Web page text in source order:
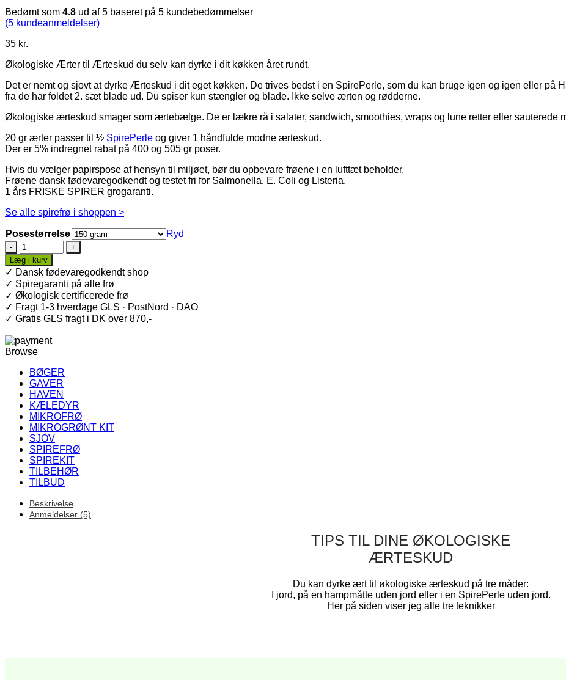
Bedømt som 4.8 ud af 5 baseret på 5 kundebedømmelser
(5 kundeanmeldelser)
35 kr.
Økologiske Ærter til Ærteskud du selv kan dyrke i dit køkken året rundt.
Det er nemt og sjovt at dyrke Ærteskud i dit eget køkken. De trives bedst i en SpirePerle, som du kan bruge igen og igen eller på
fra de har foldet 2. sæt blade ud. Du spiser kun stængler og blade. Ikke selve ærten og rødderne.
Økologiske ærteskud smager som ærtebælge. De er lækre rå i salater, sandwich, smoothies, wraps og lune retter eller sauterede
20 gr ærter passer til ½ SpirePerle og giver 1 håndfulde modne ærteskud.
Der er 5% indregnet rabat på 400 og 505 gr poser.
Hvis du vælger papirspose af hensyn til miljøet, bør du opbevare frøene i en lufttæt beholder.
Frøene dansk fødevaregodkendt og testet fri for Salmonella, E. Coli og Listeria.
1 års FRISKE SPIRER grogaranti.
Se alle spirefrø i shoppen >
Posestørrelse
Ryd
Ærteskud
·
Økologiske
ærter
antal
Læg i kurv
✓ Dansk fødevaregodkendt shop
✓ Spiregaranti på alle frø
✓ Økologisk certificerede frø
✓ Fragt 1-3 hverdage GLS · PostNord · DAO
✓ Gratis GLS fragt i DK over 870,-
Browse
BØGER
GAVER
HAVEN
KÆLEDYR
MIKROFRØ
MIKROGRØNT KIT
SJOV
SPIREFRØ
SPIREKIT
TILBEHØR
TILBUD
Beskrivelse
Anmeldelser (5)
TIPS TIL DINE ØKOLOGISKE
ÆRTESKUD
Du kan dyrke ært til økologiske ærteskud på tre måder:
I jord, på en hampmåtte uden jord eller i en SpirePerle uden jord.
Her på siden viser jeg alle tre teknikker